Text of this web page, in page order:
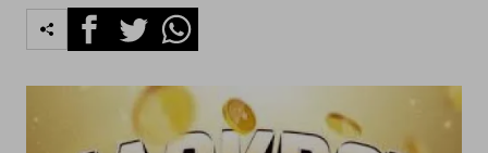
FacebookTwitterWhatsapp